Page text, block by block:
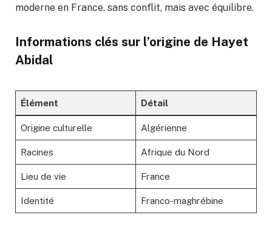
moderne en France, sans conflit, mais avec équilibre.
Informations clés sur l’origine de Hayet
Abidal
Élément Détail
Origine culturelle Algérienne
Racines Afrique du Nord
Lieu de vie France
Identité Franco-maghrébine